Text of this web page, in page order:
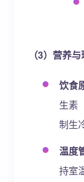
（3）营养
饮食
生素
制生
温度
持室